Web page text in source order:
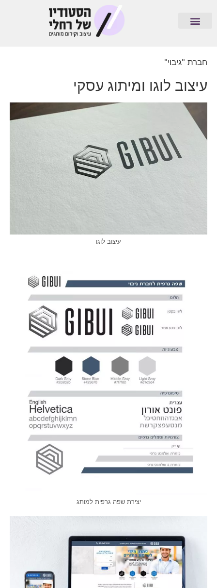
חברת "גיבוי"
עיצוב לוגו ומיתוג עסקי
עיצוב לוגו
יצירת שפה גרפית למותג